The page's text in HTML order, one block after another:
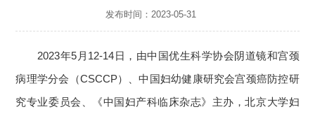
发布时间：2023-05-31
2023年5月12-14日，由中国优生科学协会阴道镜和宫颈
病理学分会（CSCCP）、中国妇幼健康研究会宫颈癌防控研
究专业委员会、《中国妇产科临床杂志》主办，北京大学妇